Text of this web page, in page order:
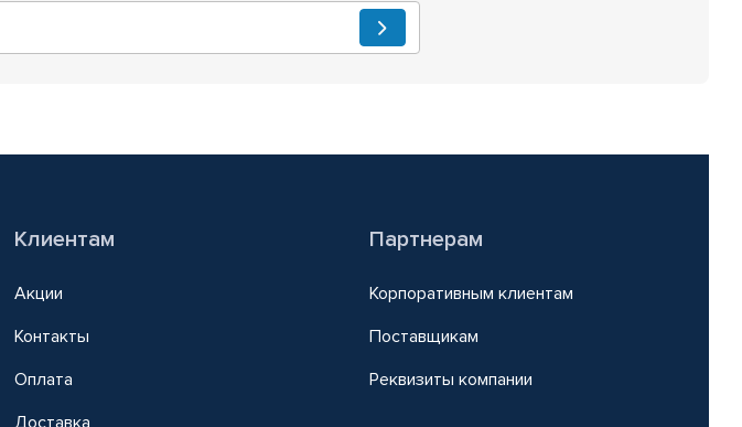
Клиентам
Акции
Контакты
Оплата
Доставка
Партнерам
Корпоративным клиентам
Поставщикам
Реквизиты компании